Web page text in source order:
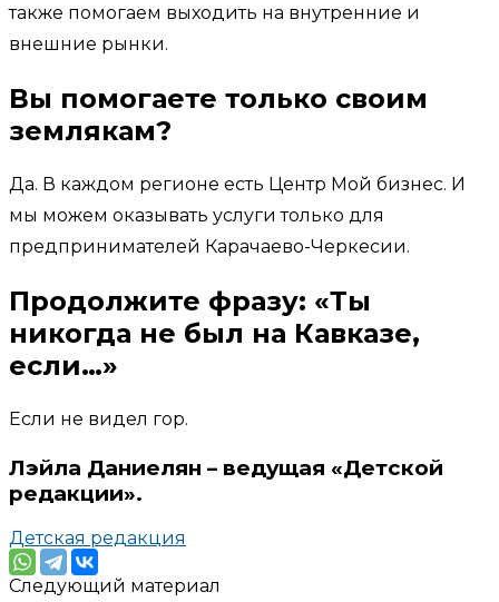
также помогаем выходить на внутренние и
внешние рынки.
Вы помогаете только своим
землякам?
Да. В каждом регионе есть Центр Мой бизнес. И
мы можем оказывать услуги только для
предпринимателей Карачаево-Черкесии.
Продолжите фразу: «Ты
никогда не был на Кавказе,
если…»
Если не видел гор.
Лэйла Даниелян – ведущая «Детской
редакции».
Детская редакция
Следующий материал